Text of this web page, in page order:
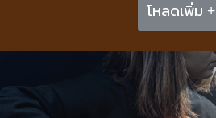
โหลดเพิ่ม +